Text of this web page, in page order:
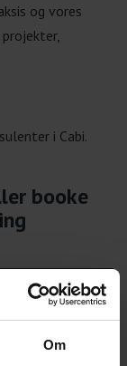
Om
og vores
i Cabi.
booke